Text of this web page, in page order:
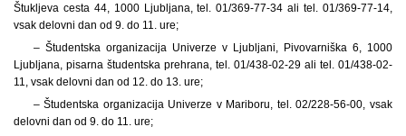
Štukljeva cesta 44, 1000 Ljubljana, tel. 01/369-77-34 ali tel. 01/369-77-14,
vsak delovni dan od 9. do 11. ure;
– Študentska organizacija Univerze v Ljubljani, Pivovarniška 6, 1000
Ljubljana, pisarna študentska prehrana, tel. 01/438-02-29 ali tel. 01/438-02-
11, vsak delovni dan od 12. do 13. ure;
– Študentska organizacija Univerze v Mariboru, tel. 02/228-56-00, vsak
delovni dan od 9. do 11. ure;